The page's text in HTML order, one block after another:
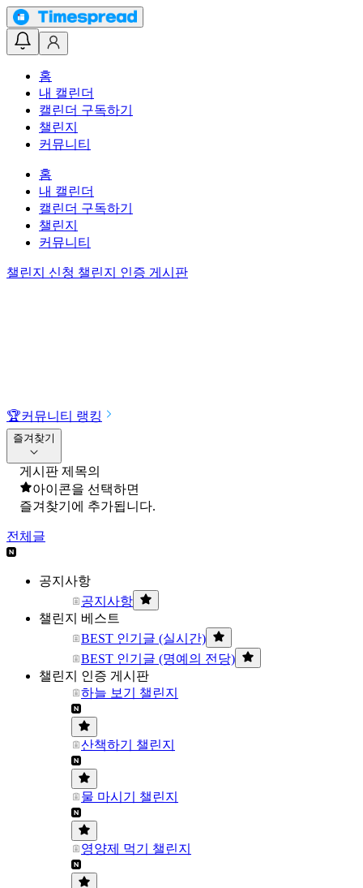
홈
내 캘린더
캘린더 구독하기
챌린지
커뮤니티
홈
내 캘린더
캘린더 구독하기
챌린지
커뮤니티
챌린지 신청 챌린지 인증 게시판
🏆커뮤니티 랭킹
즐겨찾기
게시판 제목의
아이콘을 선택하면
즐겨찾기에 추가됩니다.
전체글
공지사항
공지사항
챌린지 베스트
BEST 인기글 (실시간)
BEST 인기글 (명예의 전당)
챌린지 인증 게시판
하늘 보기 챌린지
산책하기 챌린지
물 마시기 챌린지
영양제 먹기 챌린지